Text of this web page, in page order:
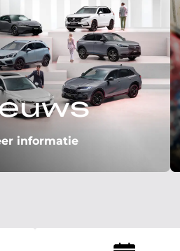
informatie